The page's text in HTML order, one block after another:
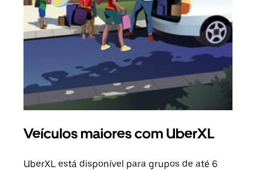
Veículos maiores com UberXL
UberXL está disponível para grupos de até 6